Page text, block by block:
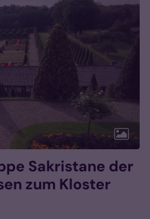
Sakristane der
zum Kloster